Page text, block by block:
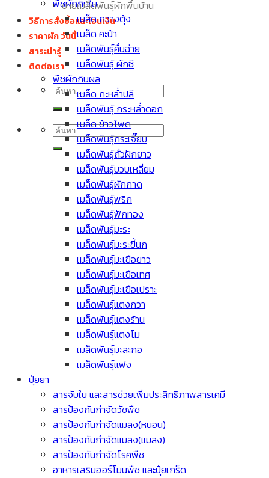
ขายเมล็ดพันธุ์ผักพื้นบ้าน
วิธีการสั่งซื้อและโอนเงิน
ราคาผัก วันนี้
สาระน่ารู้
ติดต่อเรา
ค้นหา:
ค้นหา:
พืชผักกินใบ
เมล็ด กวางตุ้ง
เมล็ด คะน้า
เมล็ดพันธุ์คื่นฉ่าย
เมล็ดพันธุ์ ผักชี
พืชผักกินผล
เมล็ด กะหล่ำปลี
เมล็ดพันธุ์ กระหล่ำดอก
เมล็ด ข้าวโพด
เมล็ดพันธุ์กระเจี๊ยบ
เมล็ดพันธุ์ถั่วฝักยาว
เมล็ดพันธุ์บวบเหลี่ยม
เมล็ดพันธุ์ผักกาด
เมล็ดพันธุ์พริก
เมล็ดพันธุ์ฟักทอง
เมล็ดพันธุ์มะระ
เมล็ดพันธุ์มะระขี้นก
เมล็ดพันธุ์มะเขือยาว
เมล็ดพันธุ์มะเขือเทศ
เมล็ดพันธุ์มะเขือเปราะ
เมล็ดพันธุ์แตงกวา
เมล็ดพันธุ์แตงร้าน
เมล็ดพันธุ์แตงโม
เมล็ดพันธุ์มะละกอ
เมล็ดพันธุ์แฟง
ปุ๋ยยา
สารจับใบ และสารช่วยเพิ่มประสิทธิภาพสารเคมี
สารป้องกันกำจัดวัชพืช
สารป้องกันกำจัดแมลง(หนอน)
สารป้องกันกำจัดแมลง(แมลง)
สารป้องกันกำจัดโรคพืช
อาหารเสริมฮอร์โมนพืช และปุ๋ยเกร็ด